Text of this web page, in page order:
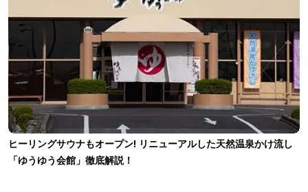
ヒーリングサウナもオープン! リニューアルした天然温泉かけ流し
「ゆうゆう会館」徹底解説！